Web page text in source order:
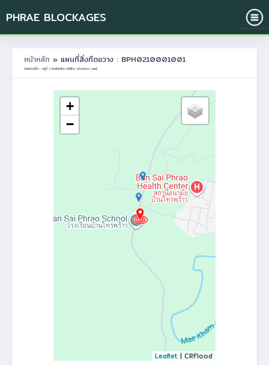
PHRAE BLOCKAGES
หน้าหลัก » แผนที่สิ่งกีดขวาง : BPH0210001001
ตำแหน่งที่ตั้ง : หมู่ที่ 1 บ้านไทรพร้าว ต.ไผ่โทน อ.ร้องกวาง จ.แพร่
+
−
Leaflet | CRFlood